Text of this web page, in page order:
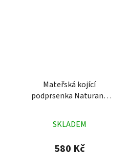
Mateřská kojící
podprsenka Naturana
hodnocení
produktu
SKLADEM
580 Kč